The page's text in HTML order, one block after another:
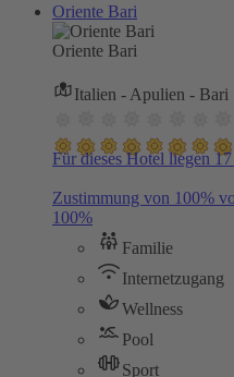
Oriente Bari
Oriente Bari
Italien - Apulien - Bari
Für dieses Hotel liegen
Zustimmung von 100%
100%
Familie
Internetzugang
Wellness
Pool
Sport